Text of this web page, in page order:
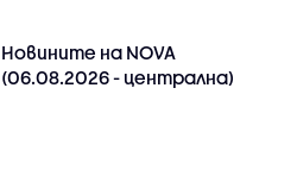
Новините на NOVA
(06.08.2026 - централна)